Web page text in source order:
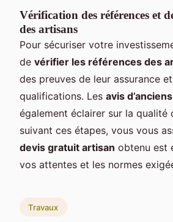
Vérification des références et
des artisans
Pour sécuriser votre
de vérifier les références des
des preuves de leur assurance
qualifications. Les avis
également éclairer sur la qualité
suivant ces étapes, vous vous
devis gratuit artisan obtenu est
vos attentes et les normes
Travaux